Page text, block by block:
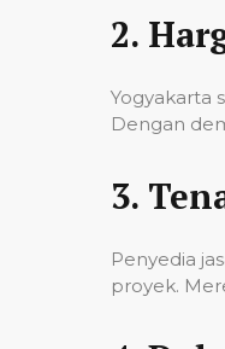
2.
Yogyakarta
Dengan
3.
Penyedia
proyek.